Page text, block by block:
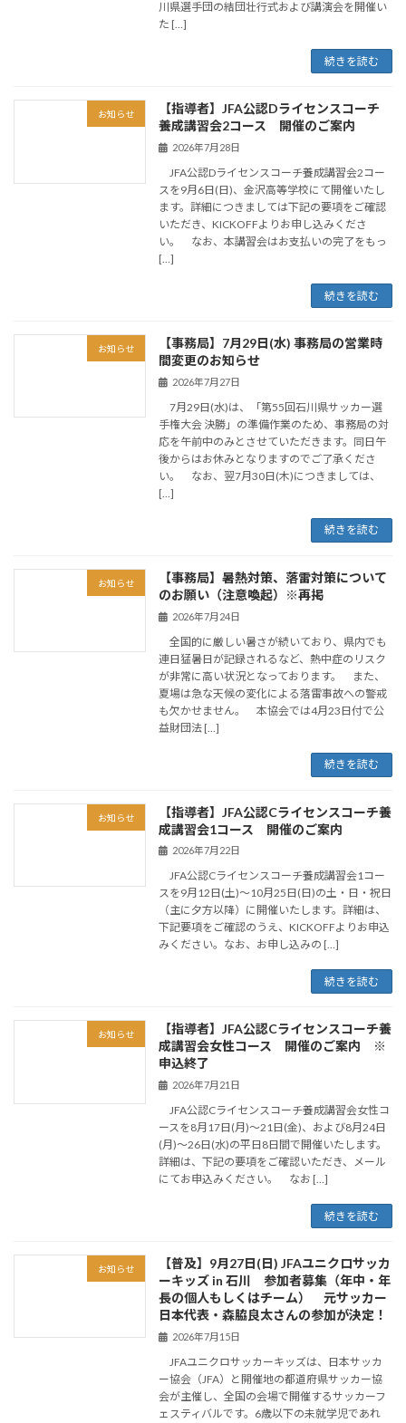
川県選手団の結団壮行式および講演会を開催い
た […]
続きを読む
お知らせ
【指導者】JFA公認Dライセンスコーチ
養成講習会2コース 開催のご案内
2026年7月28日
JFA公認Dライセンスコーチ養成講習会2コー
スを9月6日(日)、金沢高等学校にて開催いたし
ます。詳細につきましては下記の要項をご確認
いただき、KICKOFFよりお申し込みくださ
い。 なお、本講習会はお支払いの完了をもっ
[…]
続きを読む
お知らせ
【事務局】7月29日(水) 事務局の営業時
間変更のお知らせ
2026年7月27日
7月29日(水)は、「第55回石川県サッカー選
手権大会 決勝」の準備作業のため、事務局の対
応を午前中のみとさせていただきます。同日午
後からはお休みとなりますのでご了承くださ
い。 なお、翌7月30日(木)につきましては、
[…]
続きを読む
お知らせ
【事務局】暑熱対策、落雷対策について
のお願い（注意喚起）※再掲
2026年7月24日
全国的に厳しい暑さが続いており、県内でも
連日猛暑日が記録されるなど、熱中症のリスク
が非常に高い状況となっております。 また、
夏場は急な天候の変化による落雷事故への警戒
も欠かせません。 本協会では4月23日付で公
益財団法 […]
続きを読む
お知らせ
【指導者】JFA公認Cライセンスコーチ養
成講習会1コース 開催のご案内
2026年7月22日
JFA公認Cライセンスコーチ養成講習会1コー
スを9月12日(土)～10月25日(日)の土・日・祝日
（主に夕方以降）に開催いたします。詳細は、
下記要項をご確認のうえ、KICKOFFよりお申込
みください。なお、お申し込みの […]
続きを読む
お知らせ
【指導者】JFA公認Cライセンスコーチ養
成講習会女性コース 開催のご案内 ※
申込終了
2026年7月21日
JFA公認Cライセンスコーチ養成講習会女性コ
ースを8月17日(月)～21日(金)、および8月24日
(月)～26日(水)の平日8日間で開催いたします。
詳細は、下記の要項をご確認いただき、メール
にてお申込みください。 なお […]
続きを読む
お知らせ
【普及】9月27日(日) JFAユニクロサッカ
ーキッズ in 石川 参加者募集（年中・年
長の個人もしくはチーム） 元サッカー
日本代表・森脇良太さんの参加が決定！
2026年7月15日
JFAユニクロサッカーキッズは、日本サッカ
ー協会（JFA）と開催地の都道府県サッカー協
会が主催し、全国の会場で開催するサッカーフ
ェスティバルです。6歳以下の未就学児であれ